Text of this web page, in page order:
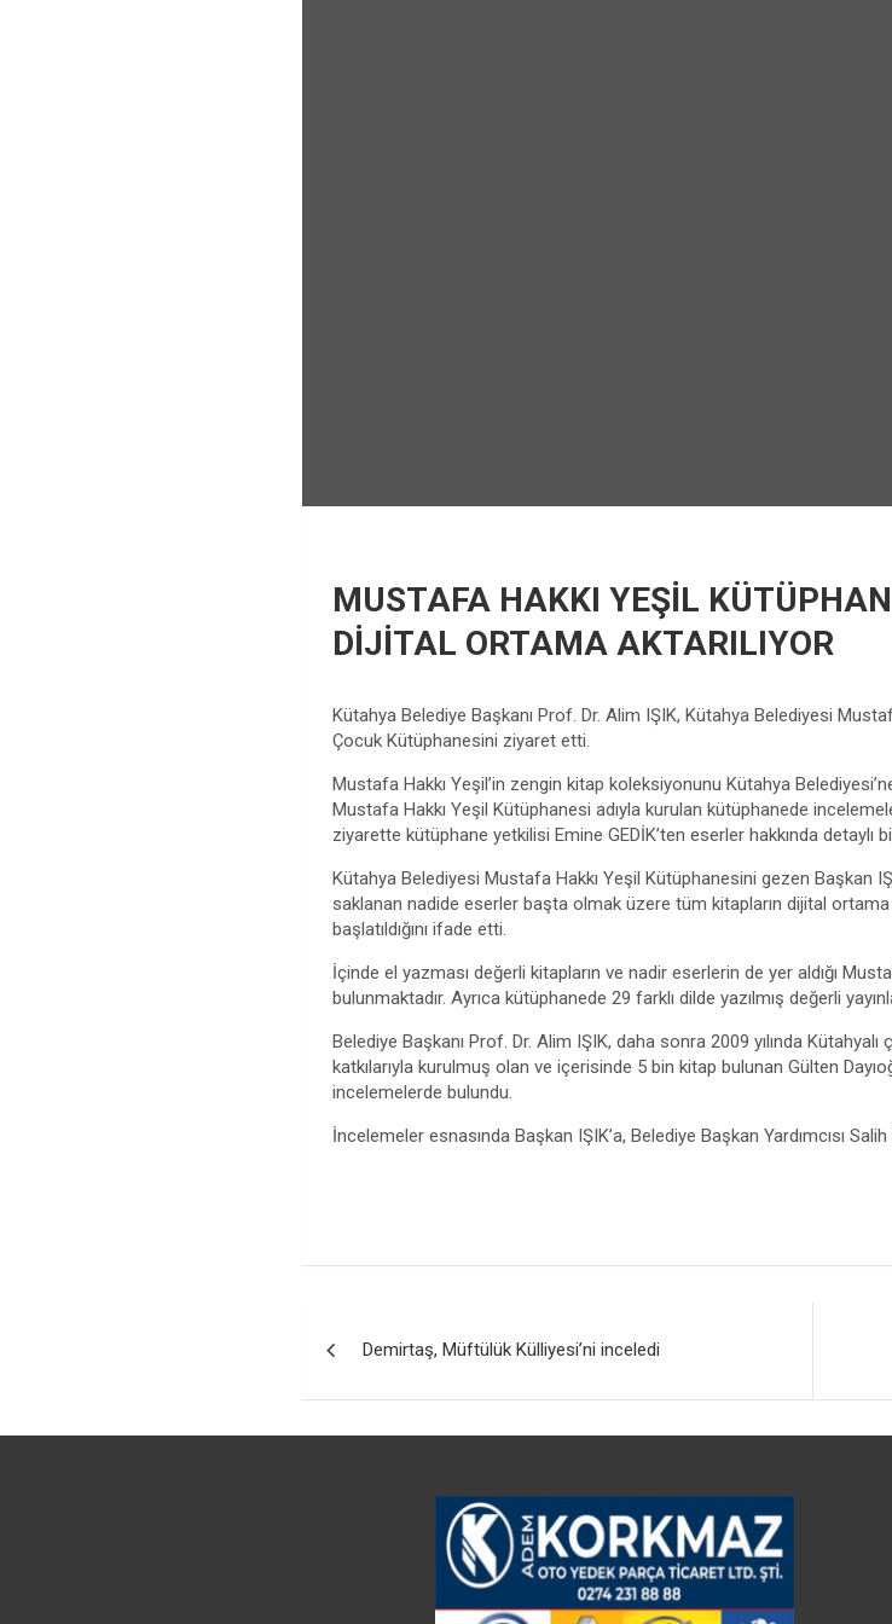
MUSTAFA HAKKI YEŞİL
DİJİTAL ORTAMA AKTARILIYOR
Kütahya Belediye Başkanı Prof. Dr. Alim IŞIK, Kütahya Belediyesi
Çocuk Kütüphanesini ziyaret etti.
Mustafa Hakkı Yeşil’in zengin kitap koleksiyonunu Kütahya
Mustafa Hakkı Yeşil Kütüphanesi adıyla kurulan kütüphanede
ziyarette kütüphane yetkilisi Emine GEDİK’ten eserler hakkında detaylı
Kütahya Belediyesi Mustafa Hakkı Yeşil Kütüphanesini gezen Başkan
saklanan nadide eserler başta olmak üzere tüm kitapların dijital ortama
başlatıldığını ifade etti.
İçinde el yazması değerli kitapların ve nadir eserlerin de yer aldığı
bulunmaktadır. Ayrıca kütüphanede 29 farklı dilde yazılmış değerli
Belediye Başkanı Prof. Dr. Alim IŞIK, daha sonra 2009 yılında Kütahyalı
katkılarıyla kurulmuş olan ve içerisinde 5 bin kitap bulunan Gülten
incelemelerde bulundu.
İncelemeler esnasında Başkan IŞIK’a, Belediye Başkan Yardımcısı
gezinmesi
Demirtaş, Müftülük Külliyesi’ni inceledi